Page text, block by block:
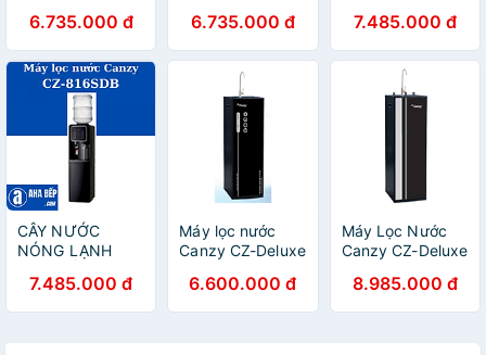
CZ 815TDB -
HÀNG CHÍNH
HÃNG
6.735.000 đ
Chính Hãng
6.735.000 đ
CZ 816SDR.
Hàng Chính Hãng
7.485.000 đ
CÂY NƯỚC
NÓNG LẠNH
CZ 816SDB -
Hàng chính hãng
7.485.000 đ
Máy lọc nước
Canzy CZ-Deluxe
Chính Hãng
6.600.000 đ
Máy Lọc Nước
Canzy CZ-Deluxe
Chính Hãng
8.985.000 đ